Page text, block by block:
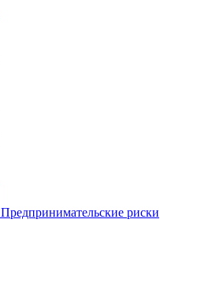
Предпринимательские риски